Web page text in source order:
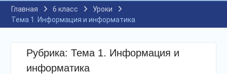
Главная 6 класс
Уроки
Тема 1. Информация и информатика
Рубрика: Тема 1. Информация и
информатика